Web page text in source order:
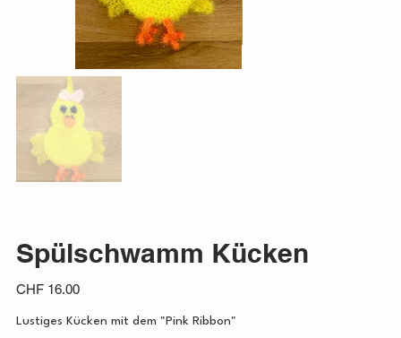
Spülschwamm Kücken
Preis
CHF 16.00
Lustiges Kücken mit dem "Pink Ribbon"